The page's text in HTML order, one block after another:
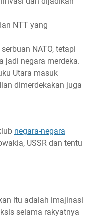
NTT yang
NATO, tetapi
jadi negara merdeka.
Utara masuk
dimerdekakan juga
negara-negara
USSR dan tentu
itu adalah imajinasi
selama rakyatnya